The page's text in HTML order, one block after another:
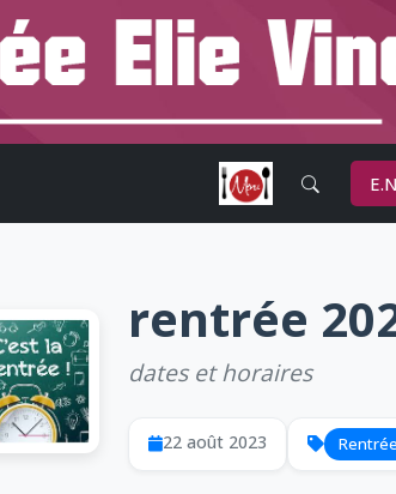
rentrée
dates et horaires
22 août 2023 Rentrée